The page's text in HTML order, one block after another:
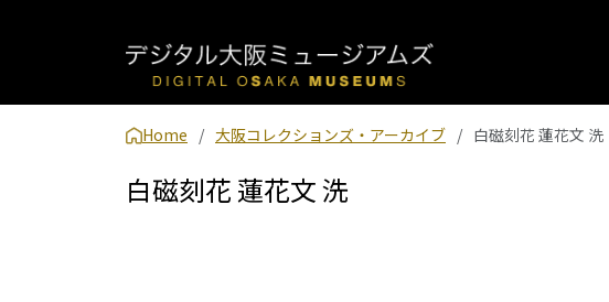
Home 大阪コレクションズ・アーカイブ 白磁刻花 蓮花文 洗
白磁刻花 蓮花文 洗